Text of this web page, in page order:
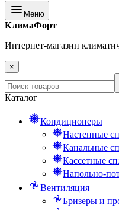
Меню
КлимаФорт
Интернет-магазин
×
Каталог
Кондиционеры
Настенные
Канальные
Кассетные
Напольно-
Вентиляция
Бризеры и